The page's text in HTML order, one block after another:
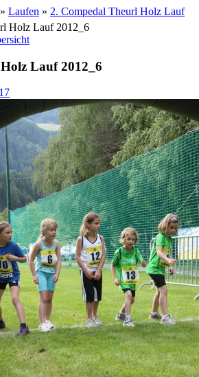
» Laufen » 2. Compedal Theurl Holz Lauf
Holz Lauf 2012_6
Lauf 2012_6